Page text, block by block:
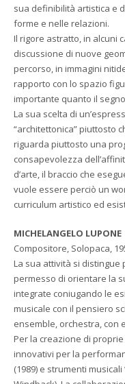
sua definibilità artistica e
forme e nelle relazioni.
Il rigore astratto, in alcuni
discussione di nuove
percorso, in immagini
rapporto con lo spazio
importante quanto il
La sua scelta di
“architettonica” piuttosto
riguarda piuttosto una
consapevolezza
d’arte, il braccio che
vuole essere perciò un
curriculum artistico ed
MICHELANGELO LUPONE
Compositore, Solopaca,
La sua attività si distingue
permesso di orientare la
integrate coniugando le
musicale con il pensiero
ensemble, orchestra, con
Per la creazione di
innovativi per la
(1989) e strumenti